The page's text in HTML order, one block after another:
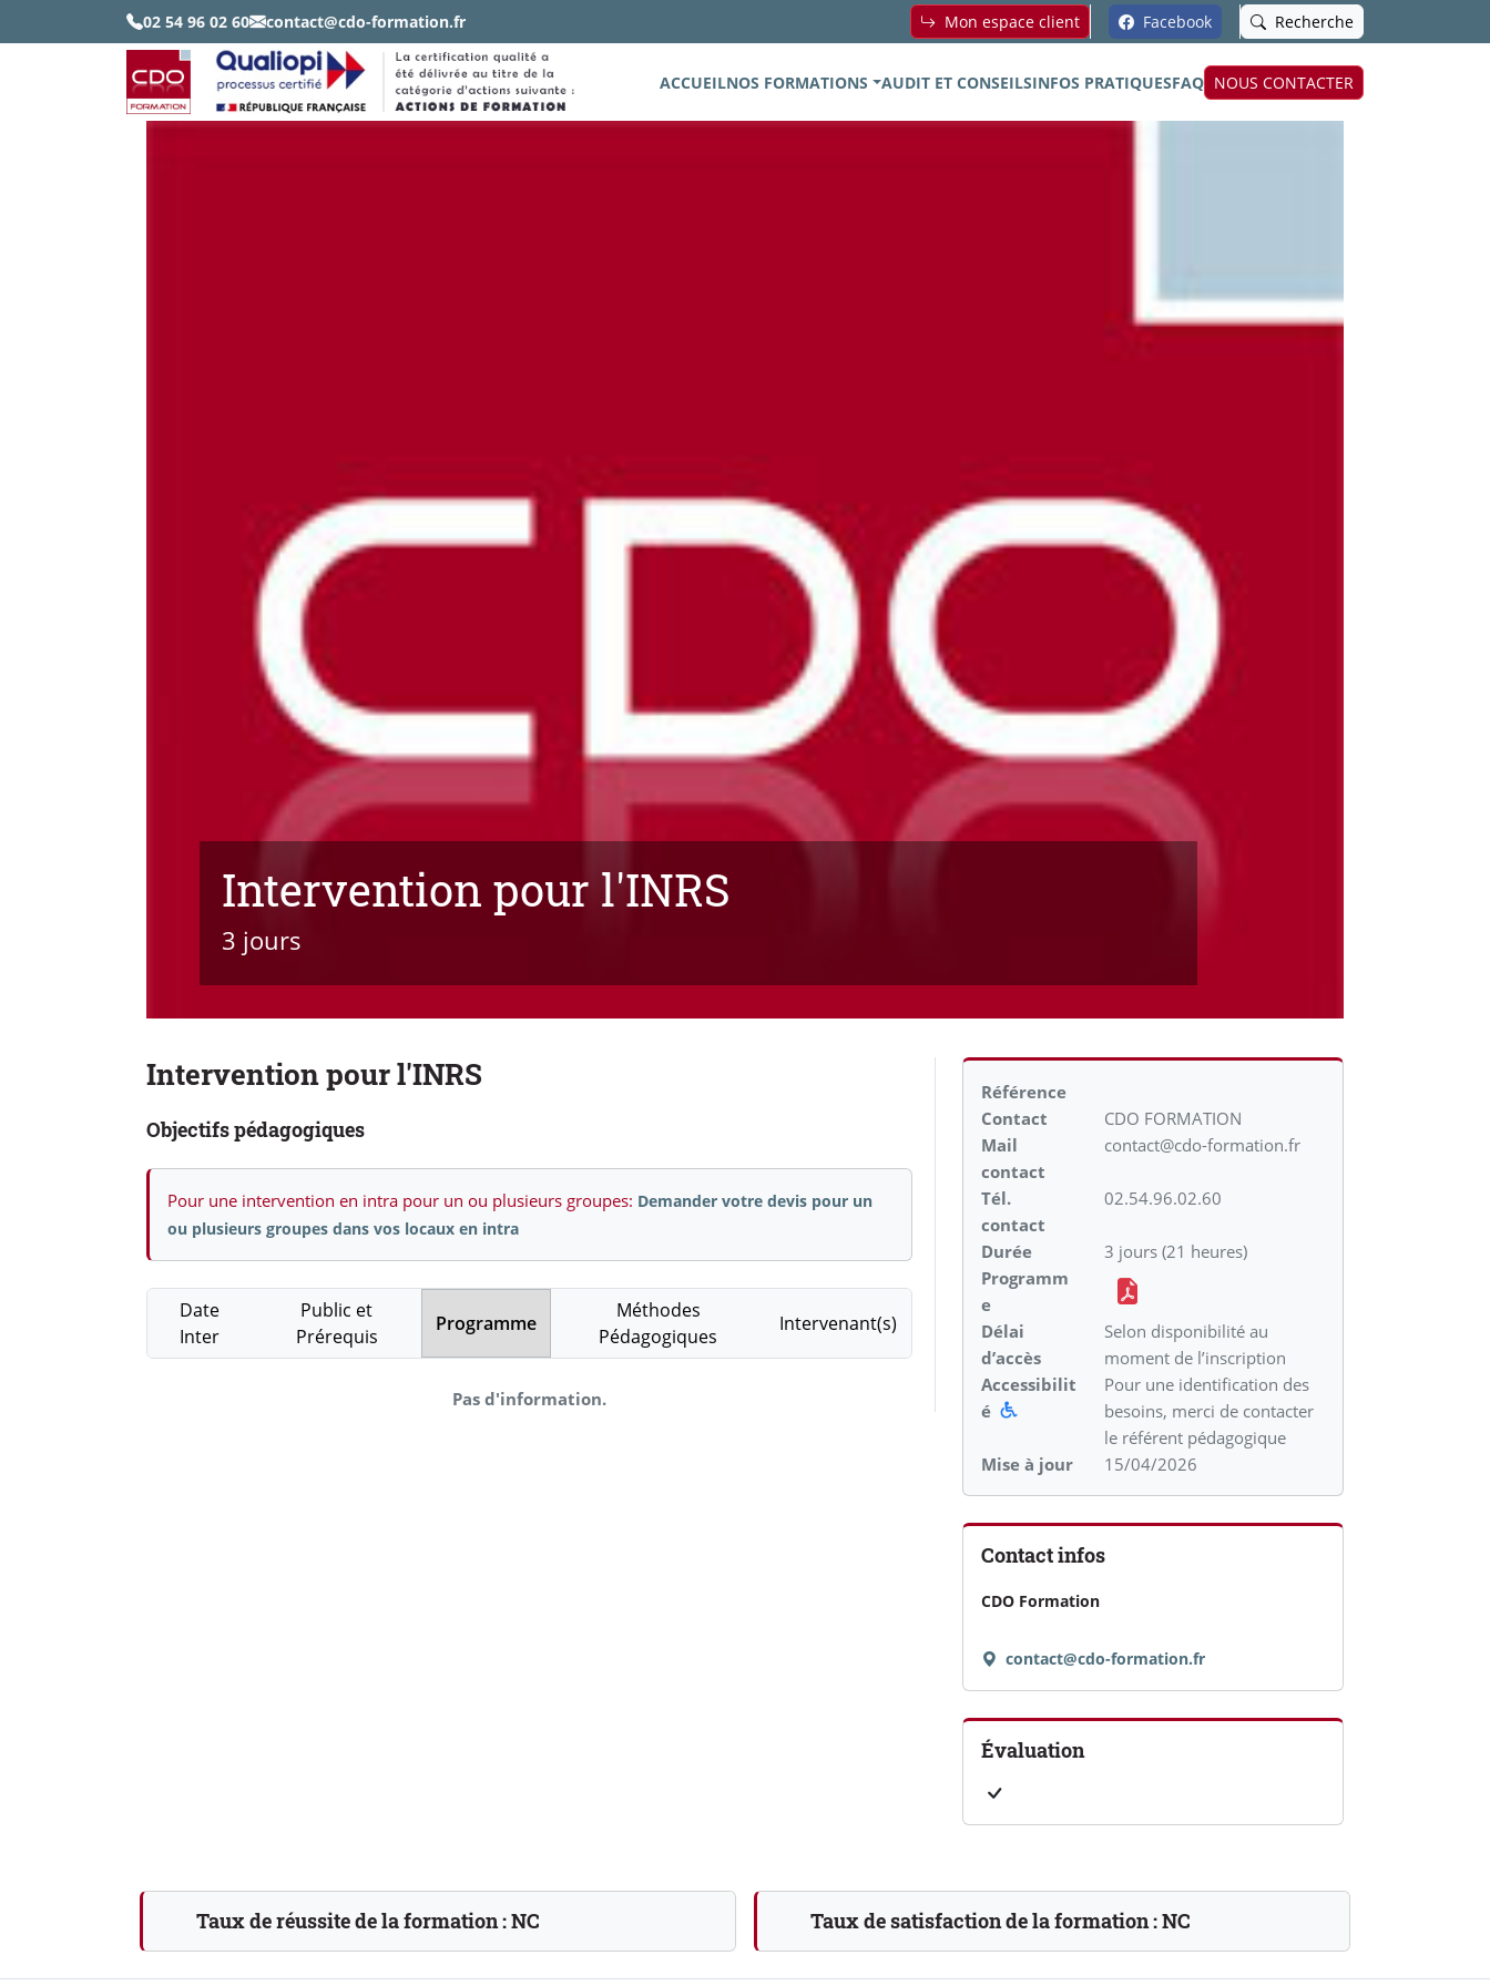
02 54 96 02 60 contact@cdo-formation.fr Mon espace client Facebook Recherche
ACCUEILNOS FORMATIONS AUDIT ET CONSEILSINFOS PRATIQUESFAQ NOUS CONTACTER
Intervention pour l'INRS
3 jours
Intervention pour l'INRS
Objectifs pédagogiques
Pour une intervention en intra pour un ou plusieurs groupes: Demander votre devis pour un
ou plusieurs groupes dans vos locaux en intra
Date
Inter
Public et
Prérequis
Programme
Méthodes
Pédagogiques
Intervenant(s)
Pas d'information.
Référence
Contact
CDO FORMATION
Mail
contact
contact@cdo-formation.fr
Tél.
contact
02.54.96.02.60
Durée
3 jours (21 heures)
Programm
e
Délai
d’accès
Selon disponibilité au
moment de l’inscription
Accessibilit
é
Pour une identification des
besoins, merci de contacter
le référent pédagogique
Mise à jour
15/04/2026
Contact infos
CDO Formation
contact@cdo-formation.fr
Évaluation
Taux de réussite de la formation :NC Taux de satisfaction de la formation :NC